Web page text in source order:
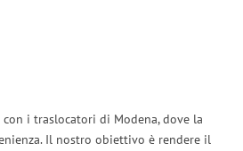
i traslocatori di Modena, dove la
Il nostro obiettivo è rendere il